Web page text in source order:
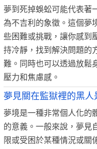
夢到死掉蜈蚣可能代表著
為不吉利的象徵。這個夢
些困難或挑戰，讓你感到
持冷靜，找到解決問題的
難。同時也可以透過放鬆
壓力和焦慮感。
夢見關在監獄裡的黑人
夢境是一種非常個人化的
的意義。一般來說，夢見
限或受困於某種情況或關